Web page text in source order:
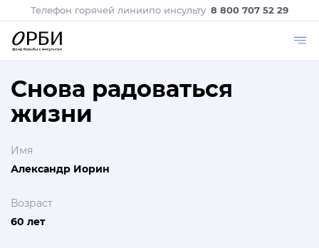
Телефон горячей линиипо инсульту 8 800 707 52 29
Снова радоваться
жизни
Имя
Александр Иорин
Возраст
60 лет